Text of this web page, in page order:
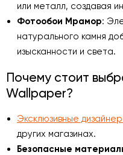
или металл, создавая
Фотообои Мрамор:
натурального камня
изысканности и света.
Почему стоит
Wallpaper?
Эксклюзивные
других магазинах.
Безопасные